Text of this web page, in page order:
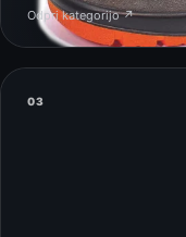
Odpri kategorijo ↗
03